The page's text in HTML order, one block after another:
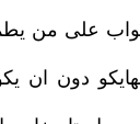
على من
دون ان